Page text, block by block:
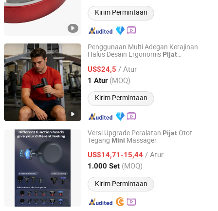
Kirim Permintaan
Penggunaan Multi Adegan Kerajinan
Halus Desain Ergonomis Pijat
Pijat
US$24,5 / Atur
1 Atur (MOQ)
Kirim Permintaan
Tianjin Myriad Families Technology Co., Ltd.
Tianjin, China Harga mulai 2026
Versi Upgrade Peralatan Pijat Otot
Tegang Mini Massager
US$14,71-15,44 / Atur
1.000 Set (MOQ)
Kirim Permintaan
ZM Electronics Co., Ltd.
Guangdong, China Harga mulai 2022